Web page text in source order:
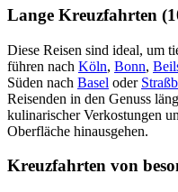
Lange Kreuzfahrten
Diese Reisen sind ideal, um
führen nach Köln, Bonn,
Süden nach Basel oder
Reisenden in den Genuss
kulinarischer Verkostungen
Oberfläche hinausgehen.
Kreuzfahrten von